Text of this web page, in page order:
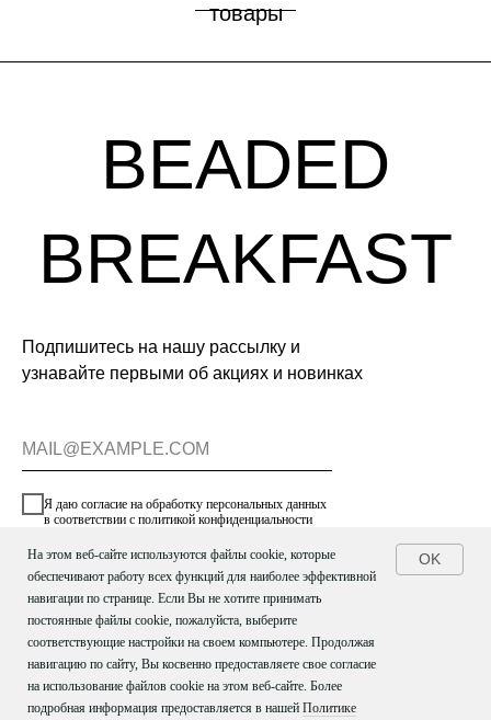
На этом веб-сайте используются файлы cookie, которые
обеспечивают работу всех функций для наиболее эффективной
навигации по странице. Если Вы не хотите принимать
постоянные файлы cookie, пожалуйста, выберите
соответствующие настройки на своем компьютере. Продолжая
навигацию по сайту, Вы косвенно предоставляете свое согласие
на использование файлов cookie на этом веб-сайте. Более
подробная информация предоставляется в нашей Политике
OK
товары
Я даю согласие на обработку персональных данных
в соответствии с политикой конфиденциальности
ПОДПИСАТЬСЯ
Подпишитесь на нашу рассылку и
узнавайте первыми об акциях и новинках
КАТАЛОГ
ИНДИВИДУАЛЬНЫЕ ЗАКАЗЫ